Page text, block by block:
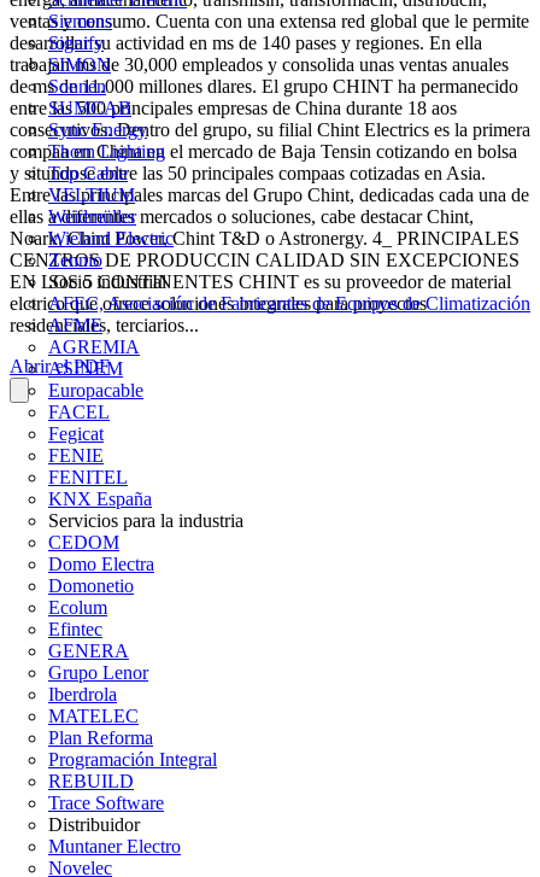
Siemens
Signify
SIMON
Sonnen
SUMCAB
Sync Energy
Thorn Lighting
Top Cable
VELTIUM
Weidmüller
Wieland Electric
Zennio
Socio industrial
AFEC, Asociación de Fabricantes de Equipos de Climatización
AFME
AGREMIA
ASINEM
Europacable
FACEL
Fegicat
FENIE
FENITEL
KNX España
Servicios para la industria
CEDOM
Domo Electra
Domonetio
Ecolum
Efintec
GENERA
Grupo Lenor
Iberdrola
MATELEC
Plan Reforma
Programación Integral
REBUILD
Trace Software
Distribuidor
Muntaner Electro
Novelec
ventas y consumo. Cuenta con una extensa red global que le permite
desarrollar su actividad en ms de 140 pases y regiones. En ella
trabajan ms de 30,000 empleados y consolida unas ventas anuales
de ms de 11.000 millones dlares. El grupo CHINT ha permanecido
entre las 500 principales empresas de China durante 18 aos
consecutivos. Dentro del grupo, su filial Chint Electrics es la primera
compaa en China en el mercado de Baja Tensin cotizando en bolsa
y situndose entre las 50 principales compaas cotizadas en Asia.
Entre las principales marcas del Grupo Chint, dedicadas cada una de
ellas a diferentes mercados o soluciones, cabe destacar Chint,
Noark, Chint Power, Chint T&D o Astronergy. 4_ PRINCIPALES
CENTROS DE PRODUCCIN CALIDAD SIN EXCEPCIONES
EN LOS 5 CONTINENTES CHINT es su proveedor de material
elctrico que ofrece soluciones integrales para proyectos
residenciales, terciarios...
Abrir el PDF